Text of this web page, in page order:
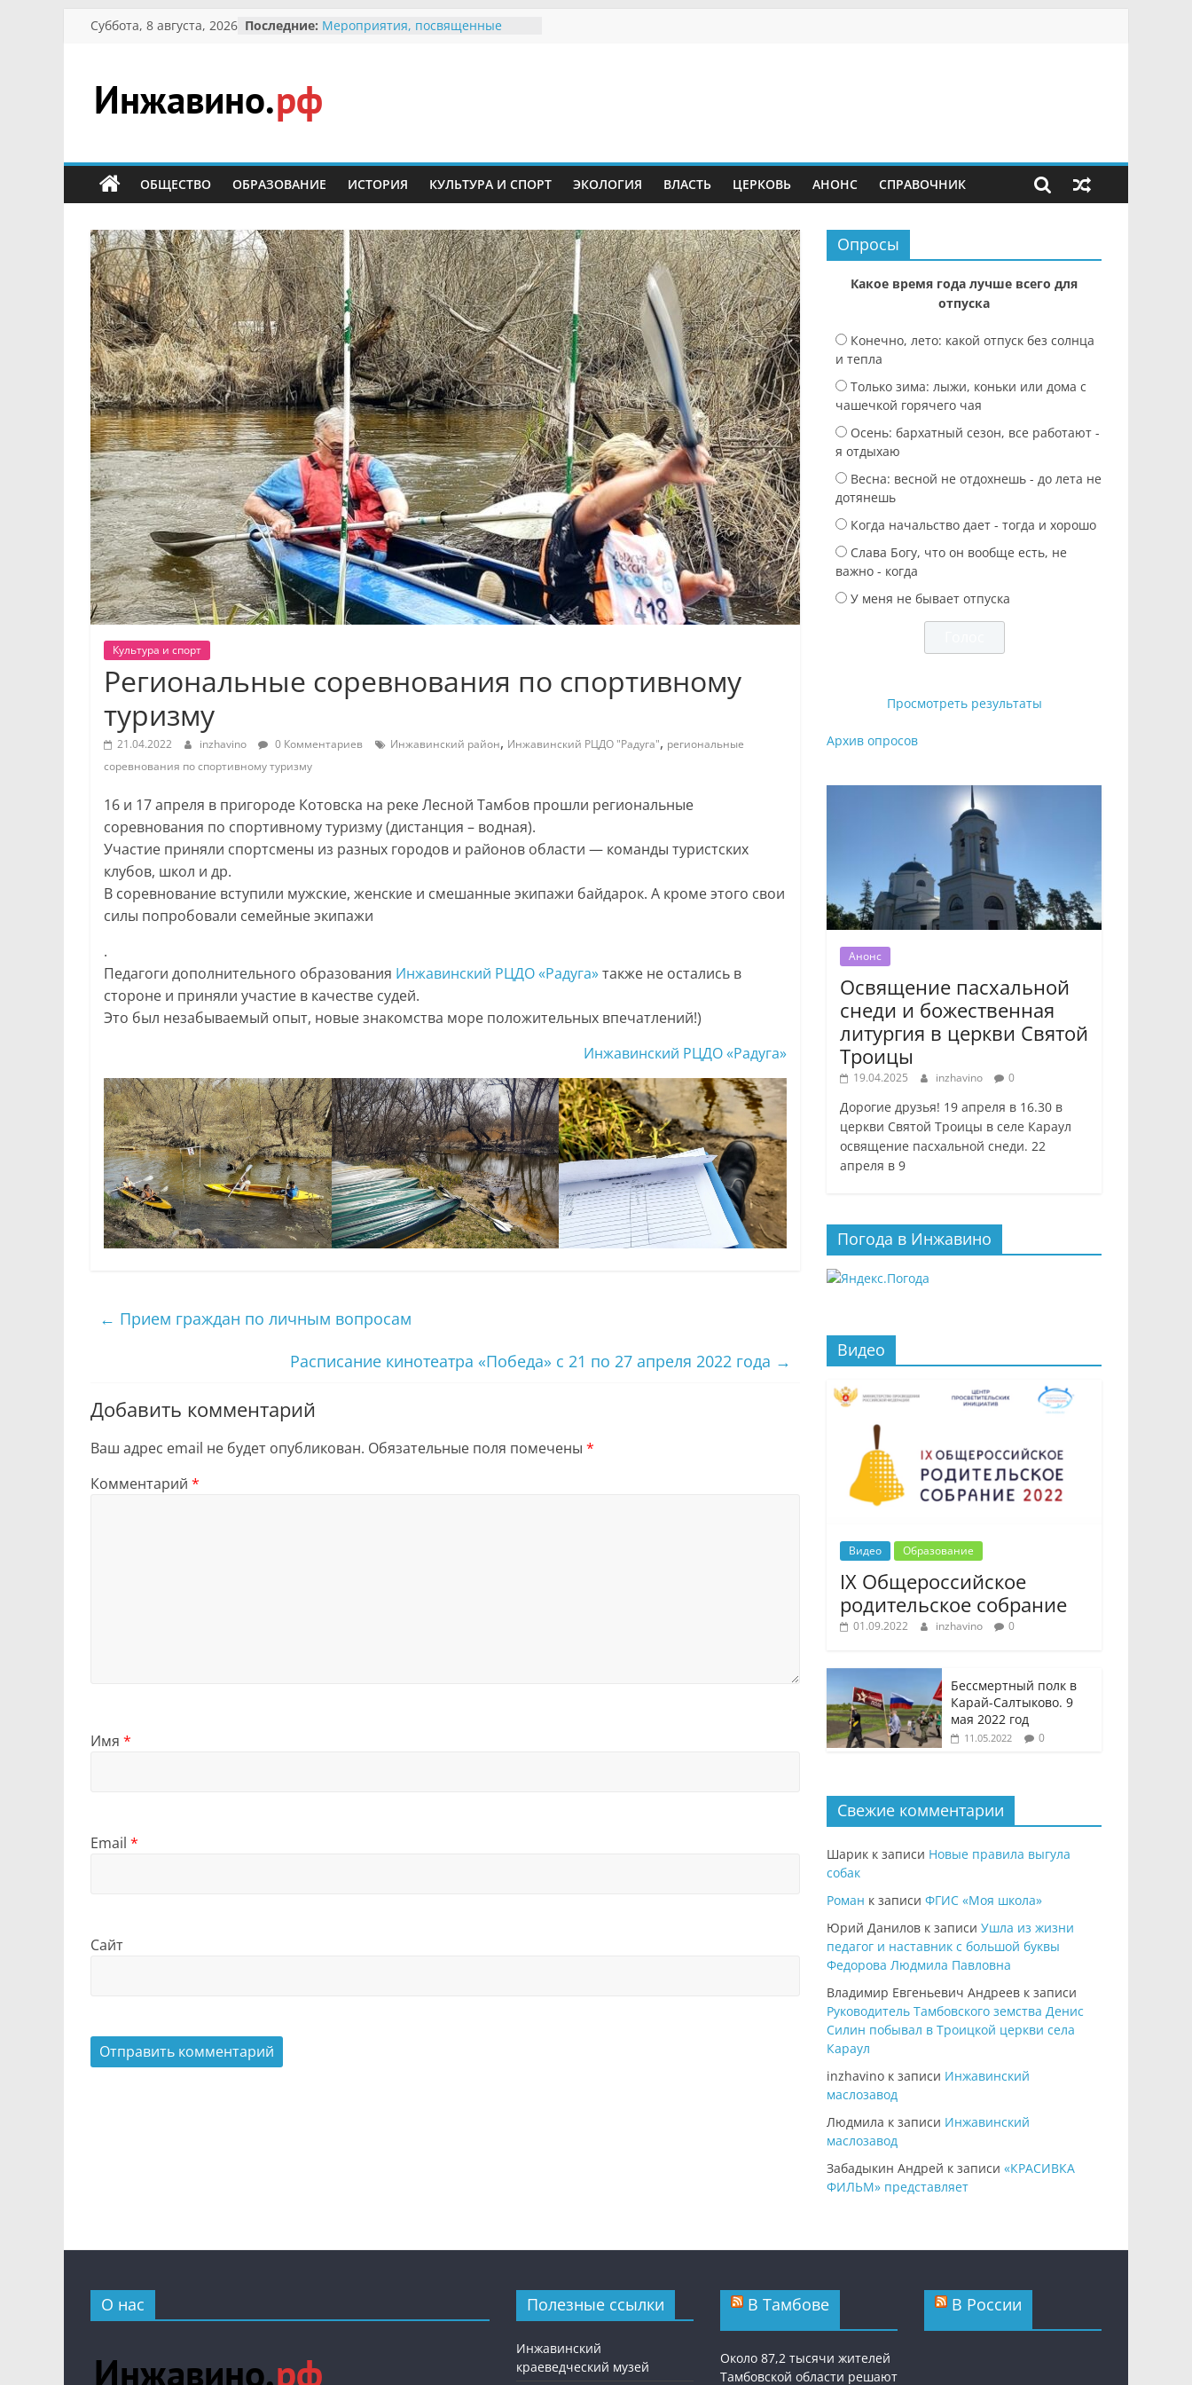
Перейти
Суббота, 8 августа, 2026 Последние: Мероприятия, посвященные
Безопасность в сети Интернет
Ученики приняли участие в
мероприятии «Сохраним
В вольере Воронинского
заповедника родились крапчатые
суслики
Инжавино.рф
сельский
портал
ОБЩЕСТВО ОБРАЗОВАНИЕ ИСТОРИЯ КУЛЬТУРА И СПОРТ ЭКОЛОГИЯ ВЛАСТЬ ЦЕРКОВЬ АНОНС СПРАВОЧНИК
Культура и спорт
Региональные соревнования по спортивному
туризму
21.04.2022 inzhavino 0 Комментариев Инжавинский район, Инжавинский РЦДО "Радуга", региональные
соревнования по спортивному туризму
16 и 17 апреля в пригороде Котовска на реке Лесной Тамбов прошли региональные
соревнования по спортивному туризму (дистанция – водная).
Участие приняли спортсмены из разных городов и районов области — команды туристских
клубов, школ и др.
В соревнование вступили мужcкие, женcкие и cмешанные экипажи байдарок. А кроме этого свои
силы попробовали семейные экипажи
.
Педагоги дополнительного образования Инжавинский РЦДО «Радуга»также не остались в
стороне и приняли участие в качестве судей.
Это был незабываемый опыт, новые знакомства море положительных впечатлений!)
Инжавинский РЦДО «Радуга»
← Прием граждан по личным вопросам
Расписание кинотеатра «Победа» с 21 по 27 апреля 2022 года →
Добавить комментарий
Ваш адрес email не будет опубликован. Обязательные поля помечены *
Комментарий *
Имя *
Email *
Сайт
Опросы
Какое время года лучше всего для
отпуска
Конечно, лето: какой отпуск без солнца
и тепла
Только зима: лыжи, коньки или дома с
чашечкой горячего чая
Осень: бархатный сезон, все работают -
я отдыхаю
Весна: весной не отдохнешь - до лета не
дотянешь
Когда начальство дает - тогда и хорошо
Слава Богу, что он вообще есть, не
важно - когда
У меня не бывает отпуска
Просмотреть результаты
Архив опросов
Анонс
Освящение пасхальной
снеди и божественная
литургия в церкви Святой
Троицы
19.04.2025 inzhavino 0
Дорогие друзья! 19 апреля в 16.30 в
церкви Святой Троицы в селе Караул
освящение пасхальной снеди. 22
апреля в 9
Погода в Инжавино
Видео
Видео Образование
IX Общероссийское
родительское собрание
01.09.2022 inzhavino 0
Бессмертный полк в
Карай-Салтыково. 9
мая 2022 год
11.05.2022 0
Свежие комментарии
Шарик к записи Новые правила выгула
собак
Роман к записи ФГИС «Моя школа»
Юрий Данилов к записи Ушла из жизни
педагог и наставник с большой буквы
Федорова Людмила Павловна
Владимир Евгеньевич Андреев к записи
Руководитель Тамбовского земства Денис
Силин побывал в Троицкой церкви села
Караул
inzhavino к записи Инжавинский
маслозавод
Людмила к записи Инжавинский
маслозавод
Забадыкин Андрей к записи «КРАСИВКА
ФИЛЬМ» представляет
О нас Полезные ссылки
Инжавинский
краеведческий музей
В Тамбове
Около 87,2 тысячи жителей
Тамбовской области решают
В России